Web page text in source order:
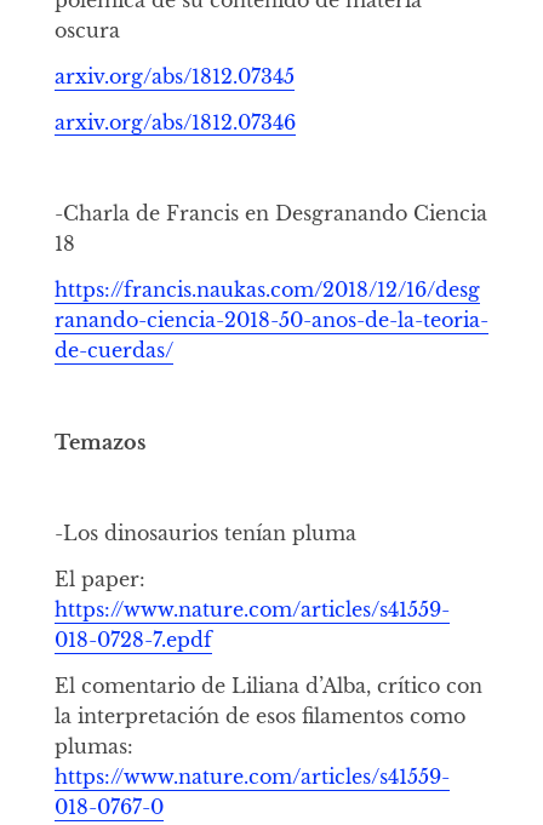
oscura
arxiv.org/abs/1812.07345
arxiv.org/abs/1812.07346
-Charla de Francis en Desgranando Ciencia
18
https://francis.naukas.com/2018/12/16/desg
ranando-ciencia-2018-50-anos-de-la-teoria-
de-cuerdas/
Temazos
-Los dinosaurios tenían pluma
El paper:
https://www.nature.com/articles/s41559-
018-0728-7.epdf
El comentario de Liliana d’Alba, crítico con
la interpretación de esos filamentos como
plumas:
https://www.nature.com/articles/s41559-
018-0767-0